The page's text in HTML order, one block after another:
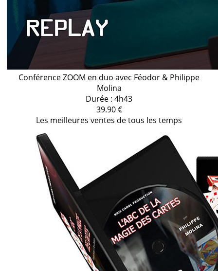
Conférence ZOOM en duo avec Féodor & Philippe
Molina
Durée : 4h43
39.90 €
Les meilleures ventes de tous les temps